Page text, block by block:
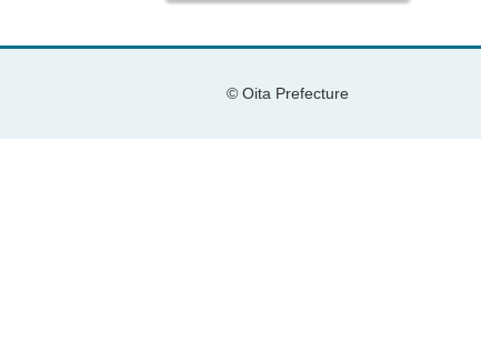
© Oita Prefecture